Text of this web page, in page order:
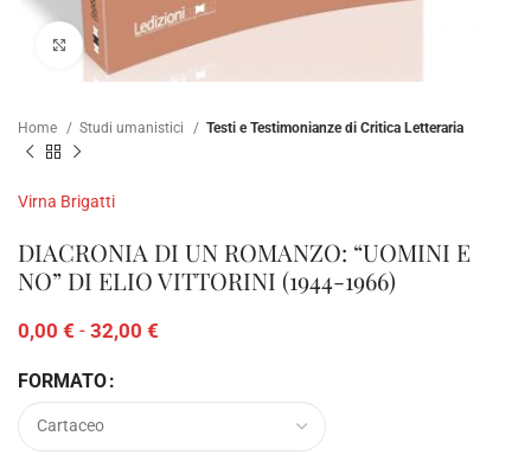
Clicca per ampliare
Home Studi umanistici Testi e Testimonianze di Critica Letteraria
Virna Brigatti
DIACRONIA DI UN ROMANZO: “UOMINI E
NO” DI ELIO VITTORINI (1944-1966)
0,00 € - 32,00 €
FORMATO